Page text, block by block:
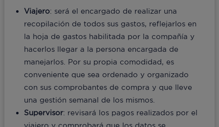
Viajero: será el encargado de realizar una
recopilación de todos sus gastos, reflejarlos en
la hoja de gastos habilitada por la compañía y
hacerlos llegar a la persona encargada de
manejarlos. Por su propia comodidad, es
conveniente que sea ordenado y organizado
con sus comprobantes de compra y que lleve
una gestión semanal de los mismos.
Supervisor: revisará los pagos realizados por el
viajero y comprobará que los datos se